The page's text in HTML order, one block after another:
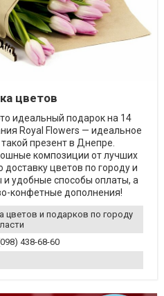
цветов
идеальный подарок на 14
Royal Flowers — идеальное
презент в Днепре.
композиции от лучших
цветов по городу и
удобные способы оплаты, а
конфетные дополнения!
цветов и подарков по городу
438-68-60